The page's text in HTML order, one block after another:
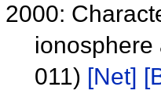
2000:
ionosphere
011) [Net]